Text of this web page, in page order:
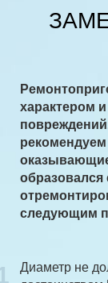
характером
оказывающие
образовался
следующим
Диаметр не